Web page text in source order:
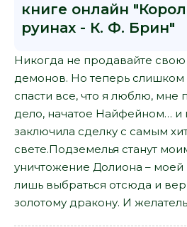
книге онлайн
руинах - К. Ф. Брин"
Никогда не продавайте
демонов. Но теперь слишком
спасти все, что я люблю, мне
дело, начатое Найфейном… и
заключила сделку с самым
свете.Подземелья станут
уничтожение Долиона –
лишь выбраться отсюда и
золотому дракону. И